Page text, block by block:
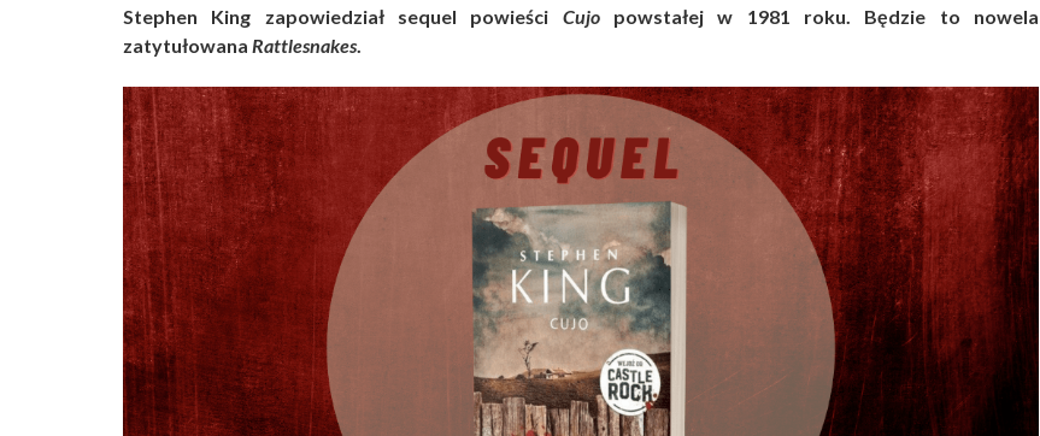
Stephen King zapowiedział sequel powieści Cujopowstałej w 1981 roku. Będzie to nowela
zatytułowana Rattlesnakes.